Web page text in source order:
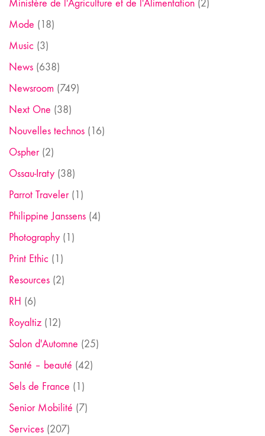
Ministère de l'Agriculture et de l'Alimentation (2)
Mode (18)
Music (3)
News (638)
Newsroom (749)
Next One (38)
Nouvelles technos (16)
Ospher(2)
Ossau-Iraty (38)
Parrot Traveler(1)
Philippine Janssens (4)
Photography (1)
Print Ethic (1)
Resources (2)
RH (6)
Royaltiz (12)
Salon d'Automne (25)
Santé – beauté (42)
Sels de France (1)
Senior Mobilité (7)
Services (207)